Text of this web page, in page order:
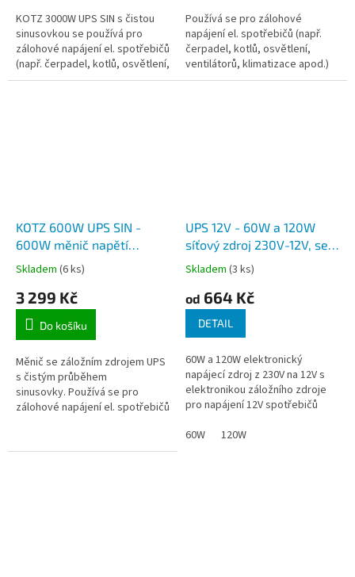
KOTZ 3000W UPS SIN s čistou
sinusovkou se používá pro
zálohové napájení el. spotřebičů
(např. čerpadel, kotlů, osvětlení,
ventilátorů, klimatizace apod.)
Používá se pro zálohové
napájení el. spotřebičů (např.
čerpadel, kotlů, osvětlení,
ventilátorů, klimatizace apod.)
na 230V. V případě výpadku el.
KOTZ 600W UPS SIN -
600W měnič napětí
CARSPA, čistá sinusovka,
záložní zdroj 230V
například pro kotle
Skladem (6 ks)
3 299 Kč
Do košíku
Měnič se záložním zdrojem UPS
s čistým průběhem
sinusovky. Používá se pro
zálohové napájení el. spotřebičů
UPS 12V - 60W a 120W
síťový zdroj 230V-12V, se
záložním zdrojem pro
napájení 12V spotřebičů,
dodáváme bez AKU
Skladem (3 ks)
od 664 Kč
DETAIL
60W a 120W elektronický
napájecí zdroj z 230V na 12V s
elektronikou záložního zdroje
pro napájení 12V spotřebičů
měřící elektronika, dálkové...
60W 120W